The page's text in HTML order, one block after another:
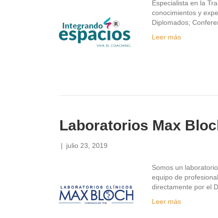
Especialista en la
conocimientos y
Diplomados;
Leer más
Laboratorios Max
| julio 23, 2019
Somos un
equipo de
directamente por el
Leer más